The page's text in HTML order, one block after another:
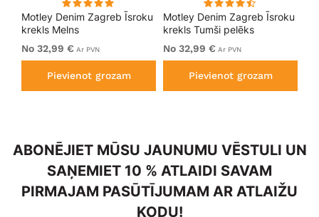
Motley Denim Zagreb Īsroku
krekls Melns
No 32,99 € Ar PVN
Pievienot grozam
Motley Denim Zagreb Īsroku
krekls Tumši pelēks
No 32,99 € Ar PVN
Pievienot grozam
ABONĒJIET MŪSU JAUNUMU VĒSTULI UN
SAŅEMIET 10 % ATLAIDI SAVAM
PIRMAJAM PASŪTĪJUMAM AR ATLAIŽU
KODU!